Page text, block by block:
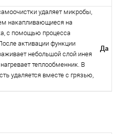
удаляет микробы,
накапливающиеся на
с помощью процесса
активации функции
небольшой слой инея
теплообменник. В
удаляется вместе с грязью,
Да